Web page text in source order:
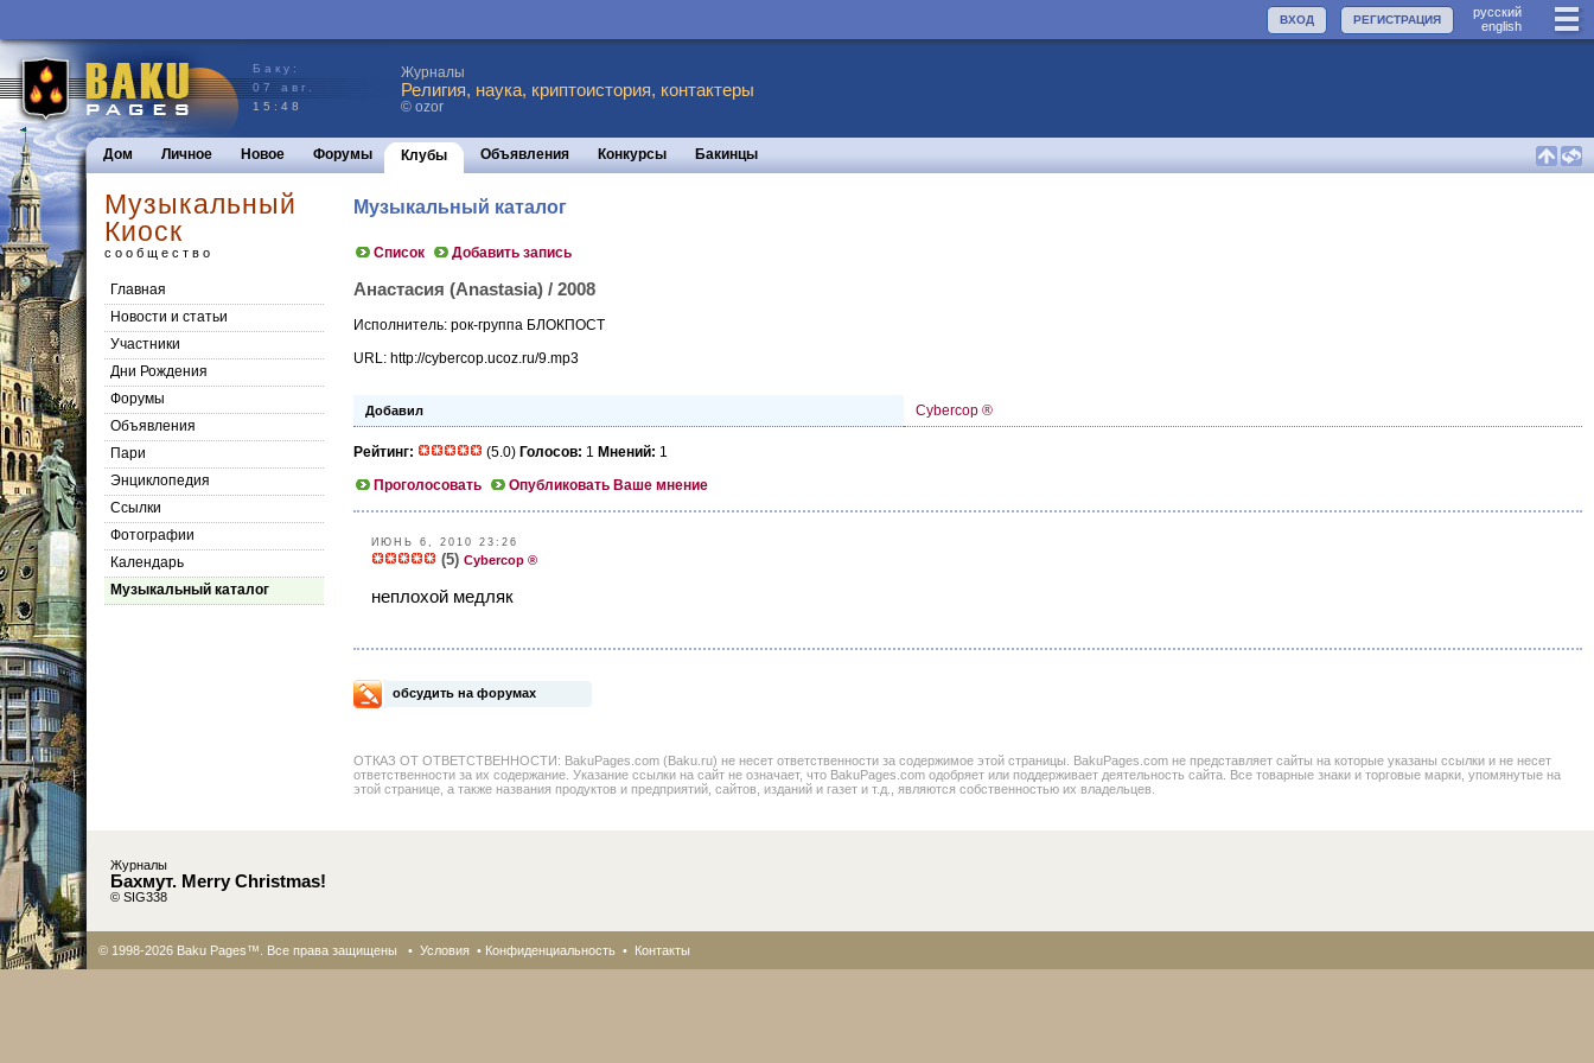
руccкий
english
РЕГИСТРАЦИЯ
ВХОД
Баку:
07 авг.
15:48
Журналы
Религия, наука, криптоистория, контактеры
© ozor
Дом Личное Новое Форумы Клубы Объявления Конкурсы Бакинцы
Музыкальный
Киоск
сообщество
Главная
Новости и статьи
Участники
Дни Рождения
Форумы
Объявления
Пари
Энциклопедия
Cсылки
Фотографии
Календарь
Музыкальный каталог
Музыкальный каталог
Список Добавить запись
Анастасия (Anastasia) / 2008
Исполнитель: рок-группа БЛОКПОСТ
URL: http://cybercop.ucoz.ru/9.mp3
Добавил Cybercop ®
Рейтинг: (5.0) Голосов: 1 Мнений: 1
Проголосовать
Опубликовать Ваше мнение
ИЮНЬ 6, 2010 23:26
(5) Cybercop ®
неплохой медляк
обсудить на форумах
ОТКАЗ ОТ ОТВЕТСТВЕННОСТИ: BakuPages.com (Baku.ru) не несет ответственности за содержимое этой страницы. BakuPages.com не представляет сайты на которые указаны ссылки и не несет
ответственности за их содержание. Указание ссылки на сайт не означает, что BakuPages.com одобряет или поддерживает деятельность сайта. Все товарные знаки и торговые марки, упомянутые на
этой странице, а также названия продуктов и предприятий, сайтов, изданий и газет и т.д., являются собственностью их владельцев.
Журналы
Бахмут. Merry Christmas!
© SIG338
© 1998-2026 Baku Pages™. Все права защищены • Условия • Конфиденциальность • Контакты